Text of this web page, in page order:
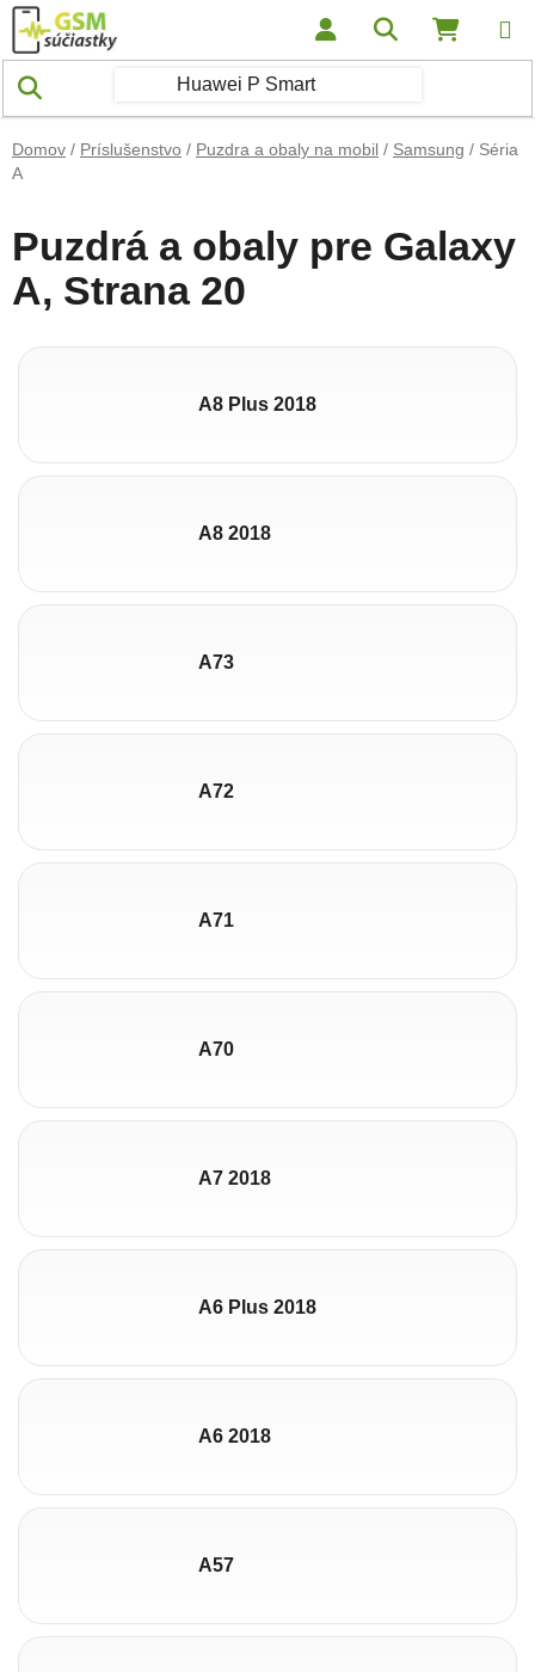
Prejsť na obsah Hľadať
Domov / Príslušenstvo / Puzdra a obaly na mobil / Samsung / Séria
A
Puzdrá a obaly pre Galaxy
A, Strana 20
A8 Plus 2018
A8 2018
A73
A72
A71
A70
A7 2018
A6 Plus 2018
A6 2018
A57